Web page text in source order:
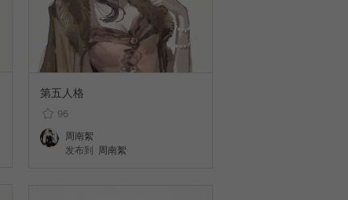
第五人格
96
周南絮
发布到 周南絮